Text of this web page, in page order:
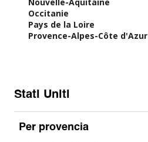
Occitanie
Pays de la Loire
Provence-Alpes-Côte d'Azur
Stati Uniti
Per provencia